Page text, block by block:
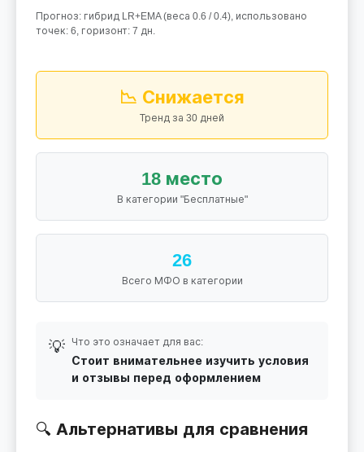
Прогноз: гибрид LR+EMA (веса 0.6 / 0.4), использовано
точек: 6, горизонт: 7 дн.
📉 Снижается
Тренд за 30 дней
18 место
В категории "Бесплатные"
26
Всего МФО в категории
💡 Что это означает для вас:
Стоит внимательнее изучить условия
и отзывы перед оформлением
🔍 Альтернативы для сравнения